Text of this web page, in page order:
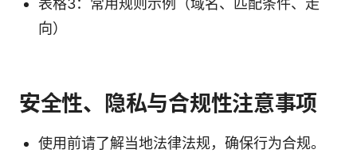
向）
安全性、隐私与合规性注意事项
使用前请了解当地法律法规，确保行为合规。